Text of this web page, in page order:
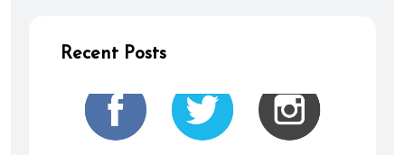
Recent Posts